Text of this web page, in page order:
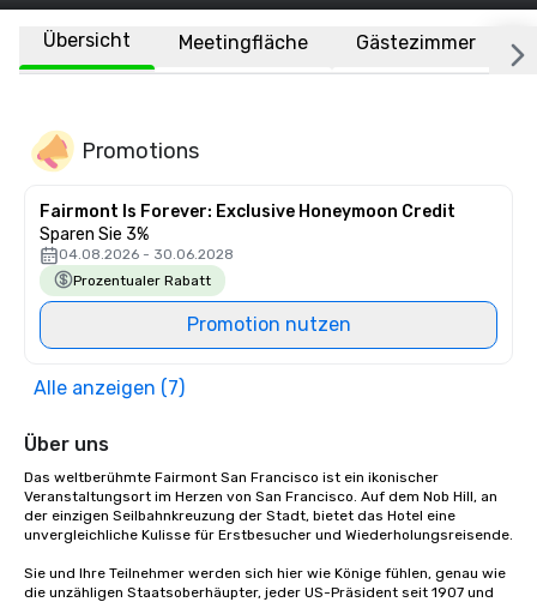
Übersicht Meetingfläche Gästezimmer
Promotions
Fairmont Is Forever: Exclusive Honeymoon Credit
Sparen Sie 3%
04.08.2026 - 30.06.2028
Prozentualer Rabatt
Promotion nutzen
Alle anzeigen (7)
Über uns
Das weltberühmte Fairmont San Francisco ist ein ikonischer
Veranstaltungsort im Herzen von San Francisco. Auf dem Nob Hill, an
der einzigen Seilbahnkreuzung der Stadt, bietet das Hotel eine
unvergleichliche Kulisse für Erstbesucher und Wiederholungsreisende.
Sie und Ihre Teilnehmer werden sich hier wie Könige fühlen, genau wie
die unzähligen Staatsoberhäupter, jeder US-Präsident seit 1907 und